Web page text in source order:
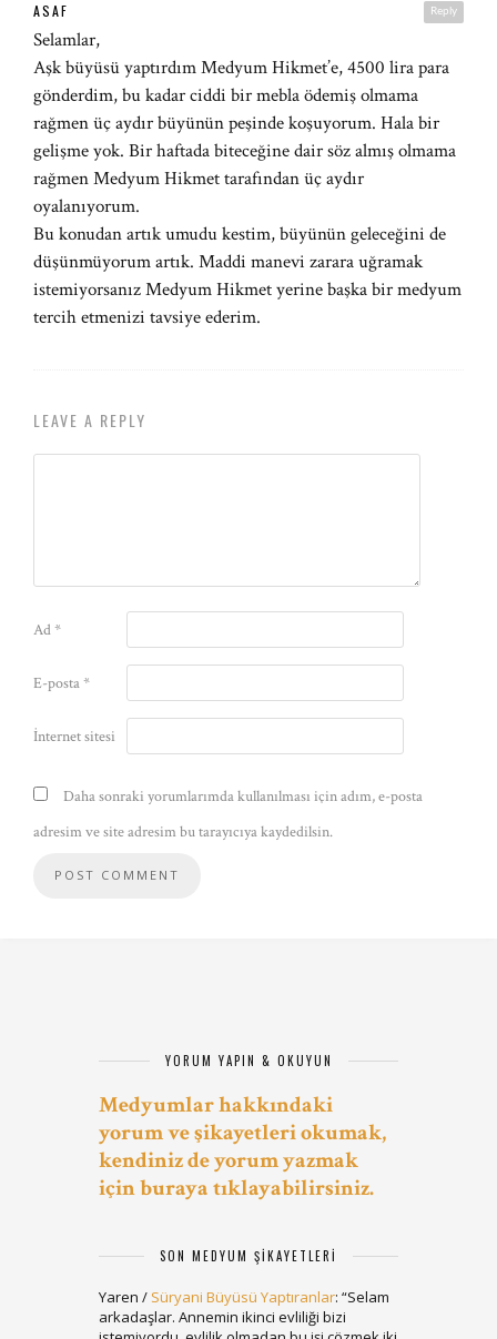
Reply
ASAF
Selamlar,
Aşk büyüsü yaptırdım Medyum Hikmet’e, 4500 lira para
gönderdim, bu kadar ciddi bir mebla ödemiş olmama
rağmen üç aydır büyünün peşinde koşuyorum. Hala bir
gelişme yok. Bir haftada biteceğine dair söz almış olmama
rağmen Medyum Hikmet tarafından üç aydır
oyalanıyorum.
Bu konudan artık umudu kestim, büyünün geleceğini de
düşünmüyorum artık. Maddi manevi zarara uğramak
istemiyorsanız Medyum Hikmet yerine başka bir medyum
tercih etmenizi tavsiye ederim.
LEAVE A REPLY
Ad*
E-posta*
İnternet sitesi
Daha sonraki yorumlarımda kullanılması için adım, e-posta
adresim ve site adresim bu tarayıcıya kaydedilsin.
YORUM YAPIN & OKUYUN
Medyumlar hakkındaki
yorum ve şikayetleri okumak,
kendiniz de yorum yazmak
için buraya tıklayabilirsiniz.
SON MEDYUM ŞIKAYETLERI
Yaren / Süryani Büyüsü Yaptıranlar: “Selam
arkadaşlar. Annemin ikinci evliliği bizi